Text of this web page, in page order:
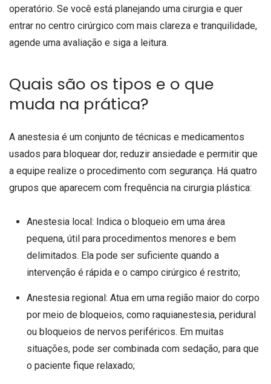
operatório. Se você está planejando uma cirurgia e quer
entrar no centro cirúrgico com mais clareza e tranquilidade,
agende uma avaliação e siga a leitura.
Quais são os tipos e o que
muda na prática?
A anestesia é um conjunto de técnicas e medicamentos
usados para bloquear dor, reduzir ansiedade e permitir que
a equipe realize o procedimento com segurança. Há quatro
grupos que aparecem com frequência na cirurgia plástica:
Anestesia local: Indica o bloqueio em uma área
pequena, útil para procedimentos menores e bem
delimitados. Ela pode ser suficiente quando a
intervenção é rápida e o campo cirúrgico é restrito;
Anestesia regional: Atua em uma região maior do corpo
por meio de bloqueios, como raquianestesia, peridural
ou bloqueios de nervos periféricos. Em muitas
situações, pode ser combinada com sedação, para que
o paciente fique relaxado;